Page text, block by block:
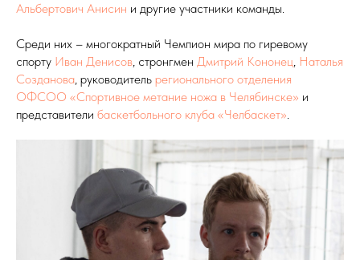
Альбертович Анисин и другие участники команды.
Среди них – многократный Чемпион мира по гиревому
спорту Иван Денисов, стронгмен Дмитрий Кононец, Наталья
Созданова, руководитель регионального отделения
ОФСОО «Спортивное метание ножа в Челябинске» и
представители баскетбольного клуба «Челбаскет».